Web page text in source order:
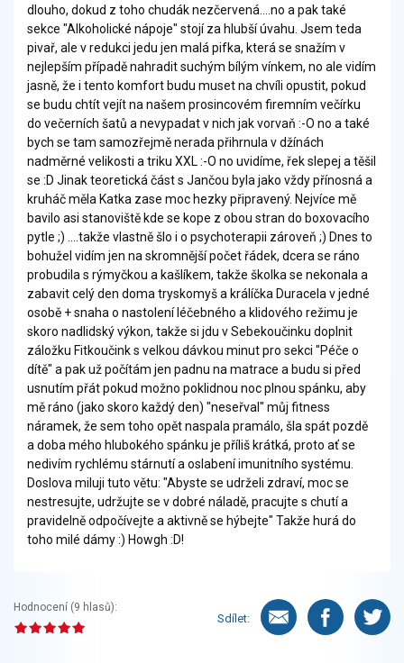
dlouho, dokud z toho chudák nezčervená....no a pak také
sekce "Alkoholické nápoje" stojí za hlubší úvahu. Jsem teda
pivař, ale v redukci jedu jen malá pifka, která se snažím v
nejlepším případě nahradit suchým bílým vínkem, no ale vidím
jasně, že i tento komfort budu muset na chvíli opustit, pokud
se budu chtít vejít na našem prosincovém firemním večírku
do večerních šatů a nevypadat v nich jak vorvaň :-O no a také
bych se tam samozřejmě nerada přihrnula v džínách
nadměrné velikosti a triku XXL :-O no uvidíme, řek slepej a těšil
se :D Jinak teoretická část s Jančou byla jako vždy přínosná a
kruháč měla Katka zase moc hezky připravený. Nejvíce mě
bavilo asi stanoviště kde se kope z obou stran do boxovacího
pytle ;) ....takže vlastně šlo i o psychoterapii zároveň ;) Dnes to
bohužel vidím jen na skromnější počet řádek, dcera se ráno
probudila s rýmyčkou a kašlíkem, takže školka se nekonala a
zabavit celý den doma tryskomyš a králíčka Duracela v jedné
osobě + snaha o nastolení léčebného a klidového režimu je
skoro nadlidský výkon, takže si jdu v Sebekoučinku doplnit
záložku Fitkoučink s velkou dávkou minut pro sekci "Péče o
dítě" a pak už počítám jen padnu na matrace a budu si před
usnutím přát pokud možno poklidnou noc plnou spánku, aby
mě ráno (jako skoro každý den) "neseřval" můj fitness
náramek, že sem toho opět naspala pramálo, šla spát pozdě
a doba mého hlubokého spánku je příliš krátká, proto ať se
nedivím rychlému stárnutí a oslabení imunitního systému.
Doslova miluji tuto větu: "Abyste se udrželi zdraví, moc se
nestresujte, udržujte se v dobré náladě, pracujte s chutí a
pravidelně odpočívejte a aktivně se hýbejte" Takže hurá do
toho milé dámy :) Howgh :D!
Hodnocení (9 hlasů):
Sdílet: